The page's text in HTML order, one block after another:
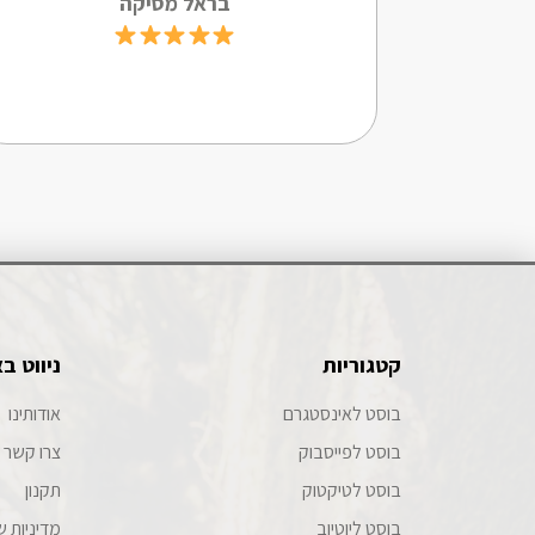
קטגוריות
בוסט לאינסטגרם
בוסט לפייסבוק
בוסט לטיקטוק
בוסט ליוטיוב
ניווט
אודותינו
צרו קשר
תקנון
מדיניות